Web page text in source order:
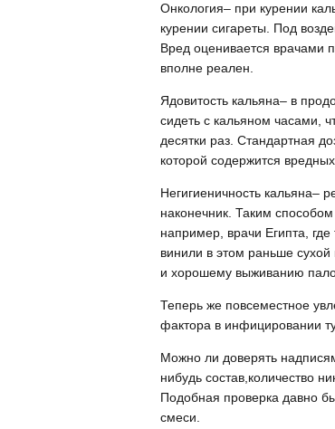
Онкология– при курении
курении сигареты. Под
Вред оценивается врачами
вполне реален.
Ядовитость кальяна– в
сидеть с кальяном часами,
десятки раз. Стандартная
которой содержится
Негигиеничность кальяна–
наконечник. Таким
например, врачи Египта,
винили в этом раньше
и хорошему выживанию
Теперь же повсеместное
фактора в инфицировании
Можно ли доверять
нибудь состав,количество
Подобная проверка давно
смеси.